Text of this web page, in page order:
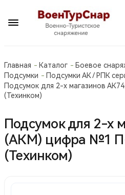
Главная Каталог
Боевое
Подсумки
Подсумки АК / РПК
Подсумок для 2-х магазинов
(Техинком)
Подсумок для 2-х
(АКМ) цифра №1
(Техинком)